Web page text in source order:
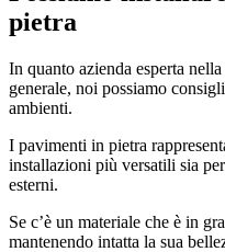
pietra
In quanto azienda esperta
generale, noi possiamo
ambienti.
I pavimenti in pietra
installazioni più versatili sia
esterni.
Se c’è un materiale che è in
mantenendo intatta la sua